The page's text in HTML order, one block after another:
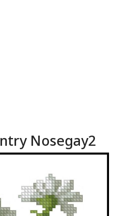
Nosegay2